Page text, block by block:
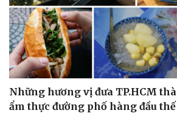
Văn hóa
Sân khấu - Điện ảnh
Âm nhạc
Di sản
Giải trí
Nghệ sĩ
Thời
Sao
Những hương vị đưa TP.HCM
ẩm thực đường phố hàng đầu